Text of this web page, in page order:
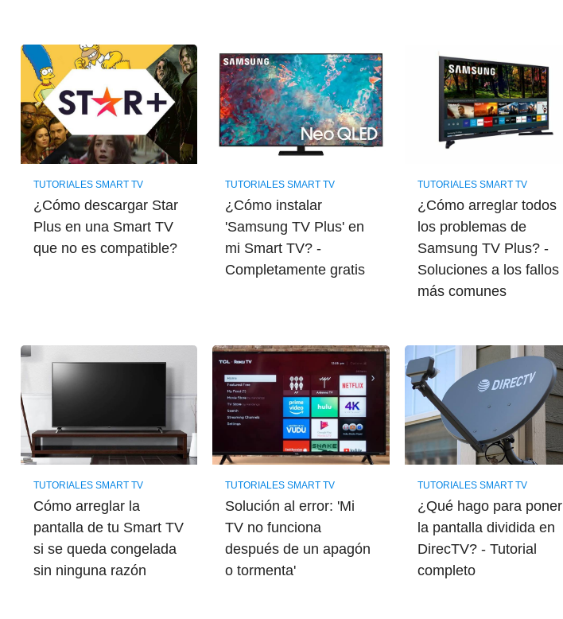
TUTORIALES SMART TV
¿Cómo descargar Star
Plus en una Smart TV
que no es compatible?
TUTORIALES SMART TV
¿Cómo instalar
'Samsung TV Plus' en
mi Smart TV? -
Completamente gratis
TUTORIALES SMART TV
¿Cómo arreglar todos
los problemas de
Samsung TV Plus? -
Soluciones a los fallos
más comunes
TUTORIALES SMART TV
Cómo arreglar la
pantalla de tu Smart TV
si se queda congelada
sin ninguna razón
TUTORIALES SMART TV
Solución al error: 'Mi
TV no funciona
después de un apagón
o tormenta'
TUTORIALES SMART TV
¿Qué hago para poner
la pantalla dividida en
DirecTV? - Tutorial
completo